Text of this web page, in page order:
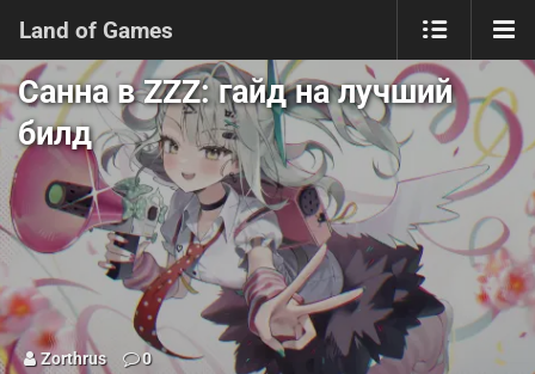
Land of Games
Санна в ZZZ: гайд на лучший
билд
Zorthrus 0